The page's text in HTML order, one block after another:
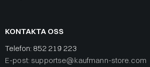
KONTAKTA OSS
Telefon: 852 219 223
E-post: supportse@kaufmann-store.com